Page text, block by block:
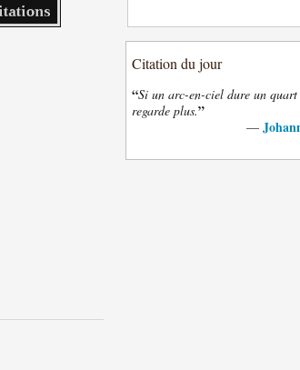
Citation du jour
“Si un arc-en-ciel dure un
regarde plus.”
—